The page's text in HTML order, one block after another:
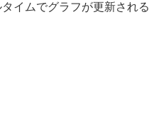
イムでグラフが更新される